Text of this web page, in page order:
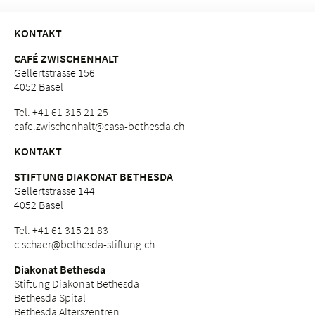
KONTAKT
CAFÉ ZWISCHENHALT
Gellertstrasse 156
4052 Basel
Tel. +41 61 315 21 25
cafe. zwischenhalt@casa-bethesda. ch
KONTAKT
STIFTUNG DIAKONAT BETHESDA
Gellertstrasse 144
4052 Basel
Tel. +41 61 315 21 83
c. schaer@bethesda-stiftung. ch
Diakonat Bethesda
Stiftung Diakonat Bethesda
Bethesda Spital
Bethesda Alterszentren